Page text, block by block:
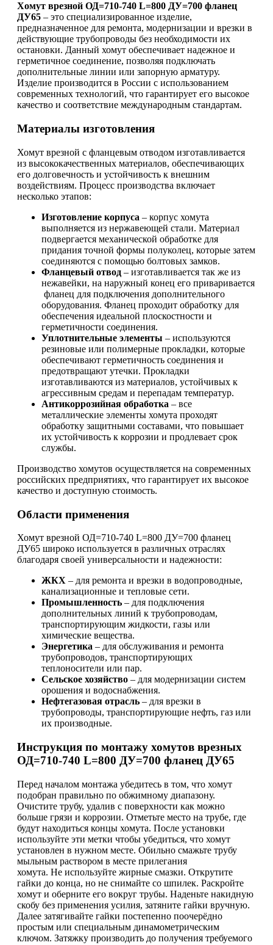
хомут врезной ОД=710-740 L=800 ДУ=700 фланец
ДУ65 – это специализированное изделие,
предназначенное для ремонта, модернизации и врезки в
действующие трубопроводы без необходимости их
остановки. Данный хомут обеспечивает надежное и
герметичное соединение, позволяя подключать
дополнительные линии или запорную арматуру.
Изделие производится в России с использованием
современных технологий, что гарантирует его высокое
качество и соответствие международным стандартам.
Материалы изготовления
Хомут врезной с фланцевым отводом изготавливается
из высококачественных материалов, обеспечивающих
его долговечность и устойчивость к внешним
воздействиям. Процесс производства включает
несколько этапов:
Изготовление корпуса – корпус хомута
выполняется из нержавеющей стали. Материал
подвергается механической обработке для
придания точной формы полуколец, которые затем
соединяются с помощью болтовых замков.
Фланцевый отвод – изготавливается так же из
нежавейки, на наружный конец его приваривается
фланец для подключения дополнительного
оборудования. Фланец проходит обработку для
обеспечения идеальной плоскостности и
герметичности соединения.
Уплотнительные элементы – используются
резиновые или полимерные прокладки, которые
обеспечивают герметичность соединения и
предотвращают утечки. Прокладки
изготавливаются из материалов, устойчивых к
агрессивным средам и перепадам температур.
Антикоррозийная обработка – все
металлические элементы хомута проходят
обработку защитными составами, что повышает
их устойчивость к коррозии и продлевает срок
службы.
Производство хомутов осуществляется на современных
российских предприятиях, что гарантирует их высокое
качество и доступную стоимость.
Области применения
хомут врезной ОД=710-740 L=800 ДУ=700 фланец
ДУ65 широко используется в различных отраслях
благодаря своей универсальности и надежности:
ЖКХ – для ремонта и врезки в водопроводные,
канализационные и тепловые сети.
Промышленность – для подключения
дополнительных линий к трубопроводам,
транспортирующим жидкости, газы или
химические вещества.
Энергетика – для обслуживания и ремонта
трубопроводов, транспортирующих
теплоносители или пар.
Сельское хозяйство – для модернизации систем
орошения и водоснабжения.
Нефтегазовая отрасль – для врезки в
трубопроводы, транспортирующие нефть, газ или
их производные.
Инструкция по монтажу хомутов врезных
ОД=710-740 L=800 ДУ=700 фланец ДУ65
Перед началом монтажа убедитесь в том, что хомут
подобран правильно по обжимному диапазону.
Очистите трубу, удалив с поверхности как можно
больше грязи и коррозии. Отметьте место на трубе, где
будут находиться концы хомута. После установки
используйте эти метки чтобы убедиться, что хомут
установлен в нужном месте. Обильно смажьте трубу
мыльным раствором в месте прилегания
хомута. Не используйте жирные смазки. Открутите
гайки до конца, но не снимайте со шпилек. Раскройте
хомут и оберните его вокруг трубы. Наденьте накидную
скобу без применения усилия, затяните гайки вручную.
Далее затягивайте гайки постепенно поочерёдно
простым или специальным динамометрическим
ключом. Затяжку производить до получения требуемого